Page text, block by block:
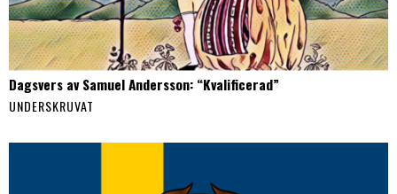
Dagsvers av Samuel Andersson: “Kvalificerad”
UNDERSKRUVAT